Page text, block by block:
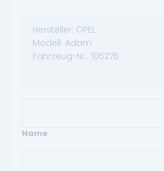
Hersteller: OPEL
Modell: Adam
Fahrzeug-Nr.: 105275
Name